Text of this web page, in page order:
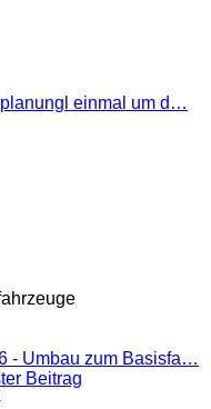
einmal um d…
- Umbau zum Basisfa…
Beitrag